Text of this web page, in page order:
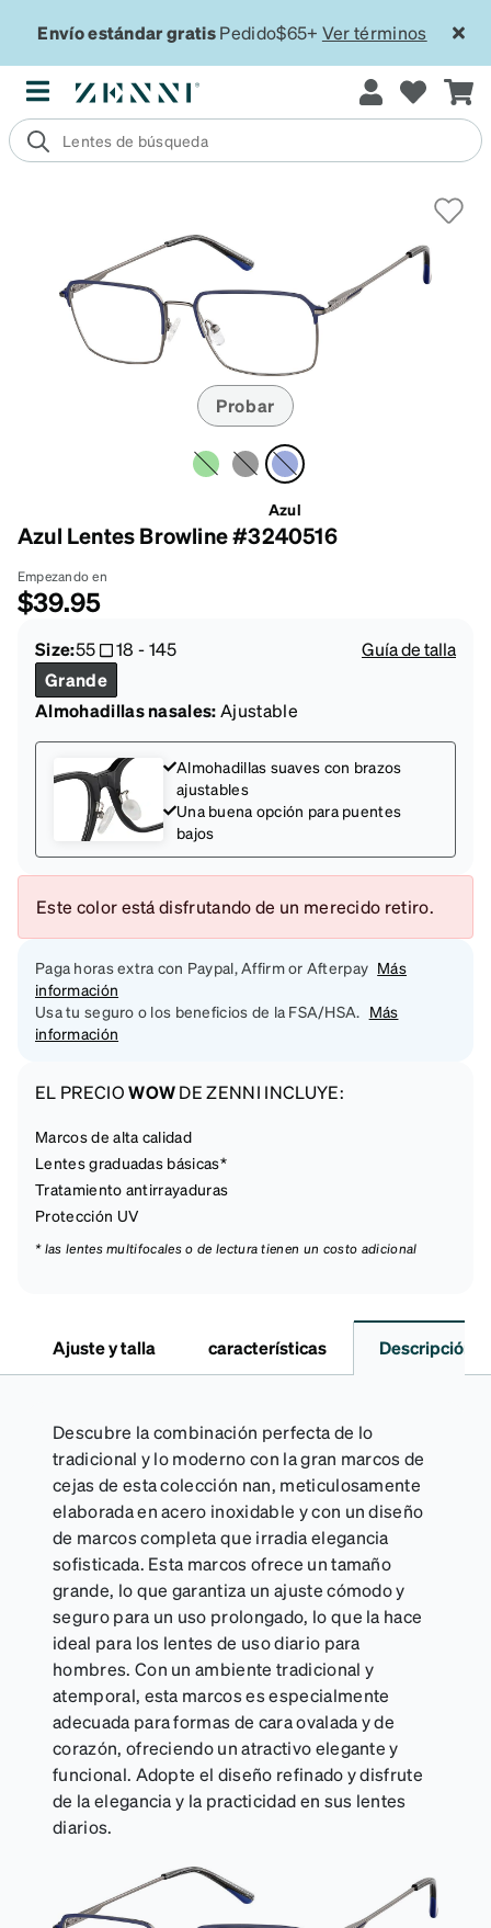
Envío estándar gratisPedido$65+ Ver términos
Probar
Azul
Azul Lentes Browline #3240516
Empezando en
$39.95
Size:55 18 -145
Guía de talla
Grande
Almohadillas nasales:Ajustable
Almohadillas suaves con brazos
ajustables
Una buena opción para puentes
bajos
Este color está disfrutando de un merecido retiro.
Paga horas extra con Paypal, Affirm or Afterpay Más
información
Usa tu seguro o los beneficios de la FSA/HSA. Más
información
EL PRECIOWOWDE ZENNI INCLUYE:
Marcos de alta calidad
Lentes graduadas básicas*
Tratamiento antirrayaduras
Protección UV
* las lentes multifocales o de lectura tienen un costo adicional
Ajuste y talla características Descripción
Descubre la combinación perfecta de lo
tradicional y lo moderno con la gran marcos de
cejas de esta colección nan, meticulosamente
elaborada en acero inoxidable y con un diseño
de marcos completa que irradia elegancia
sofisticada. Esta marcos ofrece un tamaño
grande, lo que garantiza un ajuste cómodo y
seguro para un uso prolongado, lo que la hace
ideal para los lentes de uso diario para
hombres. Con un ambiente tradicional y
atemporal, esta marcos es especialmente
adecuada para formas de cara ovalada y de
corazón, ofreciendo un atractivo elegante y
funcional. Adopte el diseño refinado y disfrute
de la elegancia y la practicidad en sus lentes
diarios.